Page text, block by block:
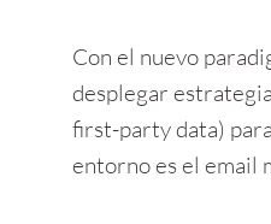
Con el nuevo
desplegar
first-party data)
entorno es el email